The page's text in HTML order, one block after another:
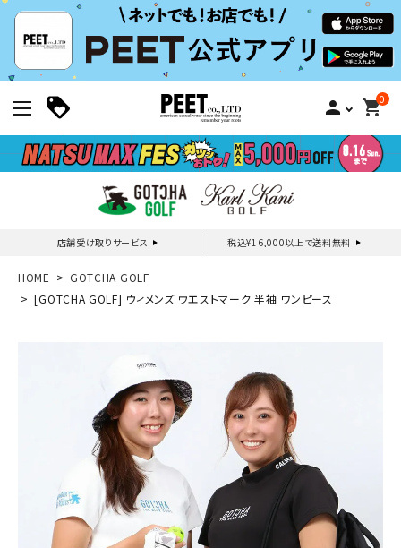
person 0
shopping_cart
店舗受け取りサービス 税込¥16,000以上で送料無料
新規会員登録｜ログイン
search
ブランドメニュー
HOME
GOTCHA GOLF
[GOTCHA GOLF] ウィメンズ ウエストマーク 半袖 ワンピース